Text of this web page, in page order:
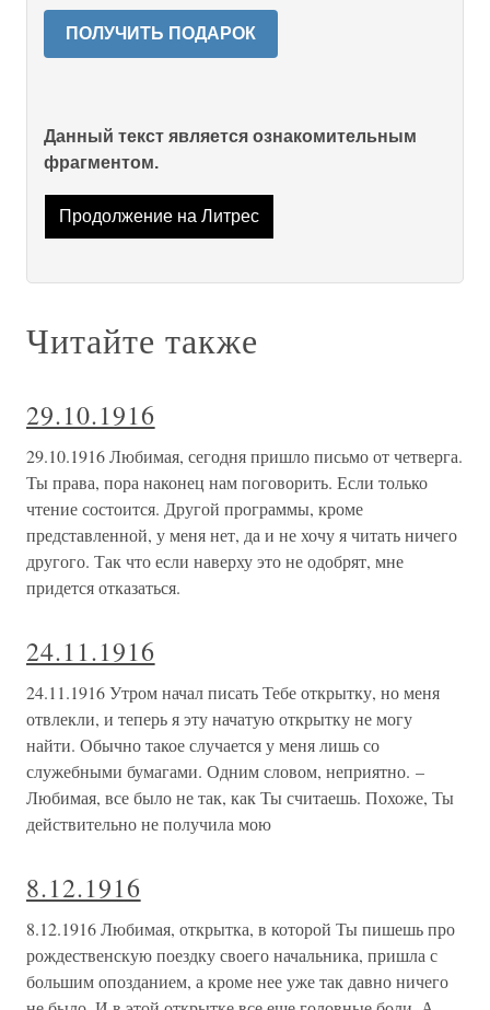
ПОЛУЧИТЬ ПОДАРОК
Данный текст является ознакомительным
фрагментом.
Продолжение на Литрес
Читайте также
29.10.1916
29.10.1916 Любимая, сегодня пришло письмо от четверга.
Ты права, пора наконец нам поговорить. Если только
чтение состоится. Другой программы, кроме
представленной, у меня нет, да и не хочу я читать ничего
другого. Так что если наверху это не одобрят, мне
придется отказаться.
24.11.1916
24.11.1916 Утром начал писать Тебе открытку, но меня
отвлекли, и теперь я эту начатую открытку не могу
найти. Обычно такое случается у меня лишь со
служебными бумагами. Одним словом, неприятно. –
Любимая, все было не так, как Ты считаешь. Похоже, Ты
действительно не получила мою
8.12.1916
8.12.1916 Любимая, открытка, в которой Ты пишешь про
рождественскую поездку своего начальника, пришла с
большим опозданием, а кроме нее уже так давно ничего